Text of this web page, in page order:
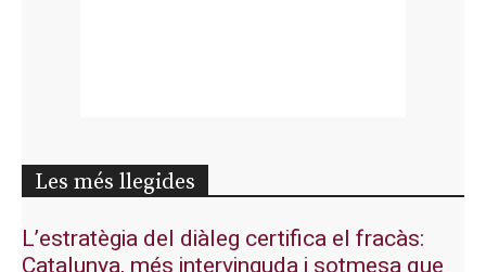
Les més llegides
L’estratègia del diàleg certifica el fracàs: